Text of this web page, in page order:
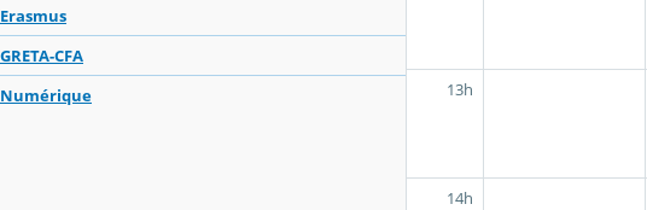
Erasmus
GRETA-CFA
Numérique
13h
14h